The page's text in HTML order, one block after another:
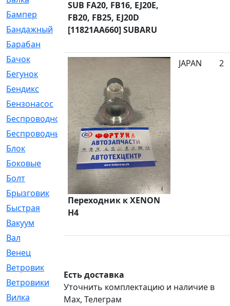
Бампер
[137]
Бандажный
[6]
Барабан
Бачок
[40]
Бегунок
Бендикс
[26]
Бензонасос
[17]
Беспроводное
[2]
Беспроводные
[1]
Блок
[81]
Боковые
[4]
Болт
[247]
Брызговик
[77]
Быстрая
[2]
Вакуум
Вал
[194]
Венец
Ветровик
Ветровики
[2]
Вилка
[15]
SUB FA20, FB16, EJ20E,
FB20, FB25, EJ20D
[11821AA660] SUBARU
Переходник к XENON
H4
JAPAN 2
Есть доставка
Уточнить комплектацию и наличие в
Max, Телеграм